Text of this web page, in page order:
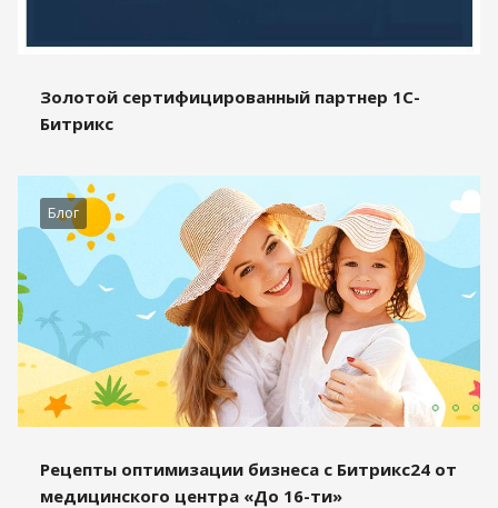
Золотой сертифицированный партнер 1С-
Битрикс
Блог
Рецепты оптимизации бизнеса с Битрикс24 от
медицинского центра «До 16-ти»